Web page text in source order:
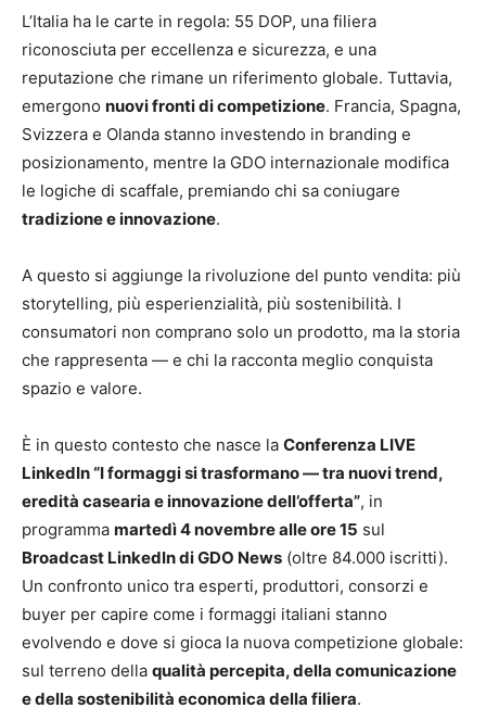
L’Italia ha le carte in regola: 55 DOP, una filiera
riconosciuta per eccellenza e sicurezza, e una
reputazione che rimane un riferimento globale. Tuttavia,
emergono nuovi fronti di competizione. Francia, Spagna,
Svizzera e Olanda stanno investendo in branding e
posizionamento, mentre la GDO internazionale modifica
le logiche di scaffale, premiando chi sa coniugare
tradizione e innovazione.
A questo si aggiunge la rivoluzione del punto vendita: più
storytelling, più esperienzialità, più sostenibilità. I
consumatori non comprano solo un prodotto, ma la storia
che rappresenta — e chi la racconta meglio conquista
spazio e valore.
È in questo contesto che nasce la Conferenza LIVE
LinkedIn “I formaggi si trasformano — tra nuovi trend,
eredità casearia e innovazione dell’offerta”, in
programma martedì 4 novembre alle ore 15 sul
Broadcast LinkedIn di GDO News (oltre 84.000 iscritti).
Un confronto unico tra esperti, produttori, consorzi e
buyer per capire come i formaggi italiani stanno
evolvendo e dove si gioca la nuova competizione globale:
sul terreno della qualità percepita, della comunicazione
e della sostenibilità economica della filiera.